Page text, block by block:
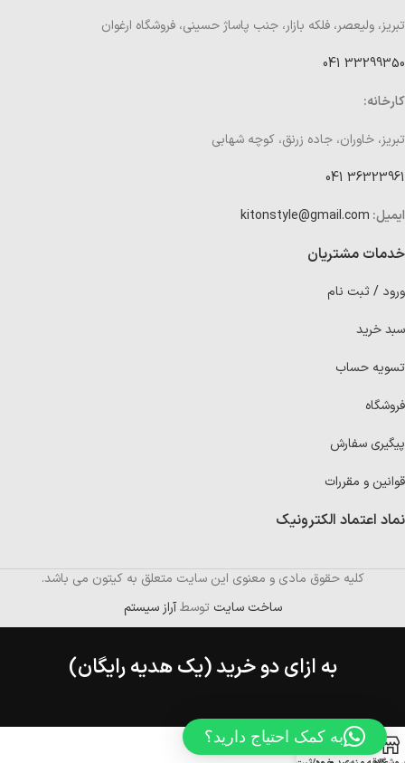
تبریز، ولیعصر، فلکه بازار، جنب پاساژ حسینی، فروشگاه ارغوان
33299350 041
کارخانه:
تبریز، خاوران، جاده زرنق، کوچه شهابی
36323961 041
ایمیل: kitonstyle@gmail.com
خدمات مشتریان
ورود / ثبت نام
سبد خرید
تسویه حساب
فروشگاه
پیگیری سفارش
قوانین و مقررات
نماد اعتماد الکترونیک
کلیه حقوق مادی و معنوی این سایت متعلق به کیتون می باشد.
ساخت سایت توسطآراز سیستم
به ازای دو خرید (یک هدیه رایگان)
به کمک احتیاج دارید؟